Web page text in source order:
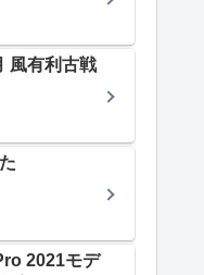
風有利古戦
2021モデ